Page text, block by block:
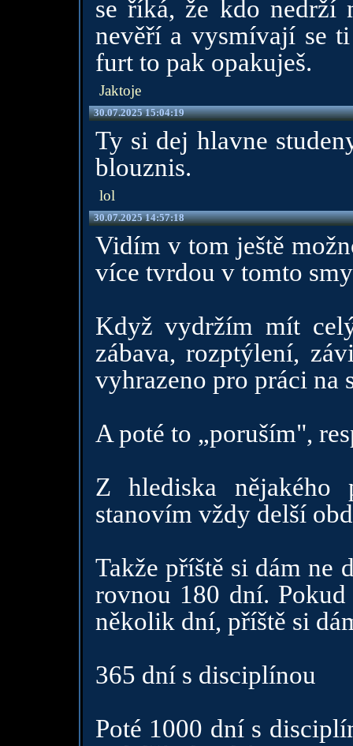
se říká, že kdo
nevěří a vysmívají se
furt to pak opakuješ.
Jaktoje
30.07.2025 15:04:19
Ty si dej hlavne
blouznis.
lol
30.07.2025 14:57:18
Vidím v tom ještě
více tvrdou v tomto
Když vydržím mít
zábava, rozptýlení,
vyhrazeno pro práci na
A poté to „poruším",
Z hlediska nějakého
stanovím vždy delší
Takže příště si dám ne
rovnou 180 dní.
několik dní, příště si
365 dní s disciplínou
Poté 1000 dní s